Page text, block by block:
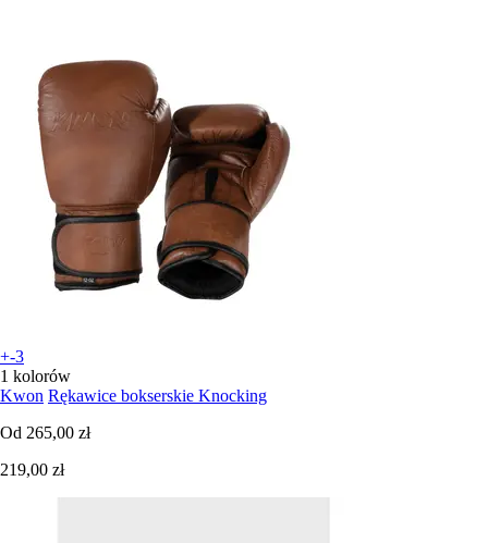
+-3
1 kolorów
Kwon Rękawice bokserskie Knocking
Od 265,00 zł
219,00 zł